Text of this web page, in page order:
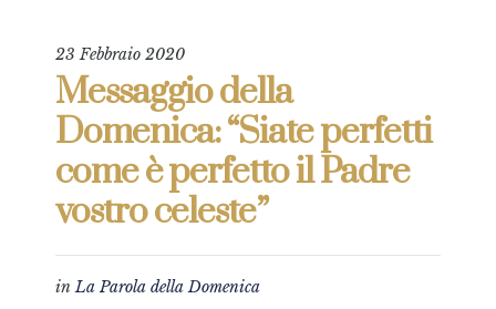
23 Febbraio 2020
Messaggio della
Domenica: “Siate perfetti
come è perfetto il Padre
vostro celeste”
inLa Parola della Domenica